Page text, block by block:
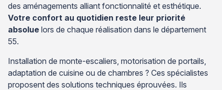
des aménagements alliant fonctionnalité et esthétique.
Votre confort au quotidien reste leur priorité
absolue lors de chaque réalisation dans le département
55.
Installation de monte-escaliers, motorisation de portails,
adaptation de cuisine ou de chambres ? Ces spécialistes
proposent des solutions techniques éprouvées. Ils